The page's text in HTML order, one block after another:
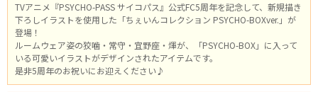
TVアニメ『PSYCHO-PASS サイコパス』公式FC5周年を記念して、新規描き
下ろしイラストを使用した「ちぇいんコレクション PSYCHO-BOXver.」が
登場！
ルームウェア姿の狡噛・常守・宜野座・煇が、「PSYCHO-BOX」に入って
いる可愛いイラストがデザインされたアイテムです。
是非5周年のお祝いにお迎えください♪